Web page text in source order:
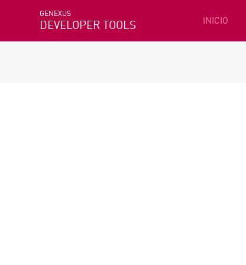
GENEXUS
DEVELOPER TOOLS INICIO